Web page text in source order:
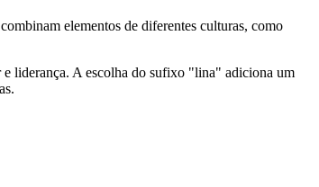
elementos de diferentes culturas, como
e liderança. A escolha do sufixo "lina" adiciona um